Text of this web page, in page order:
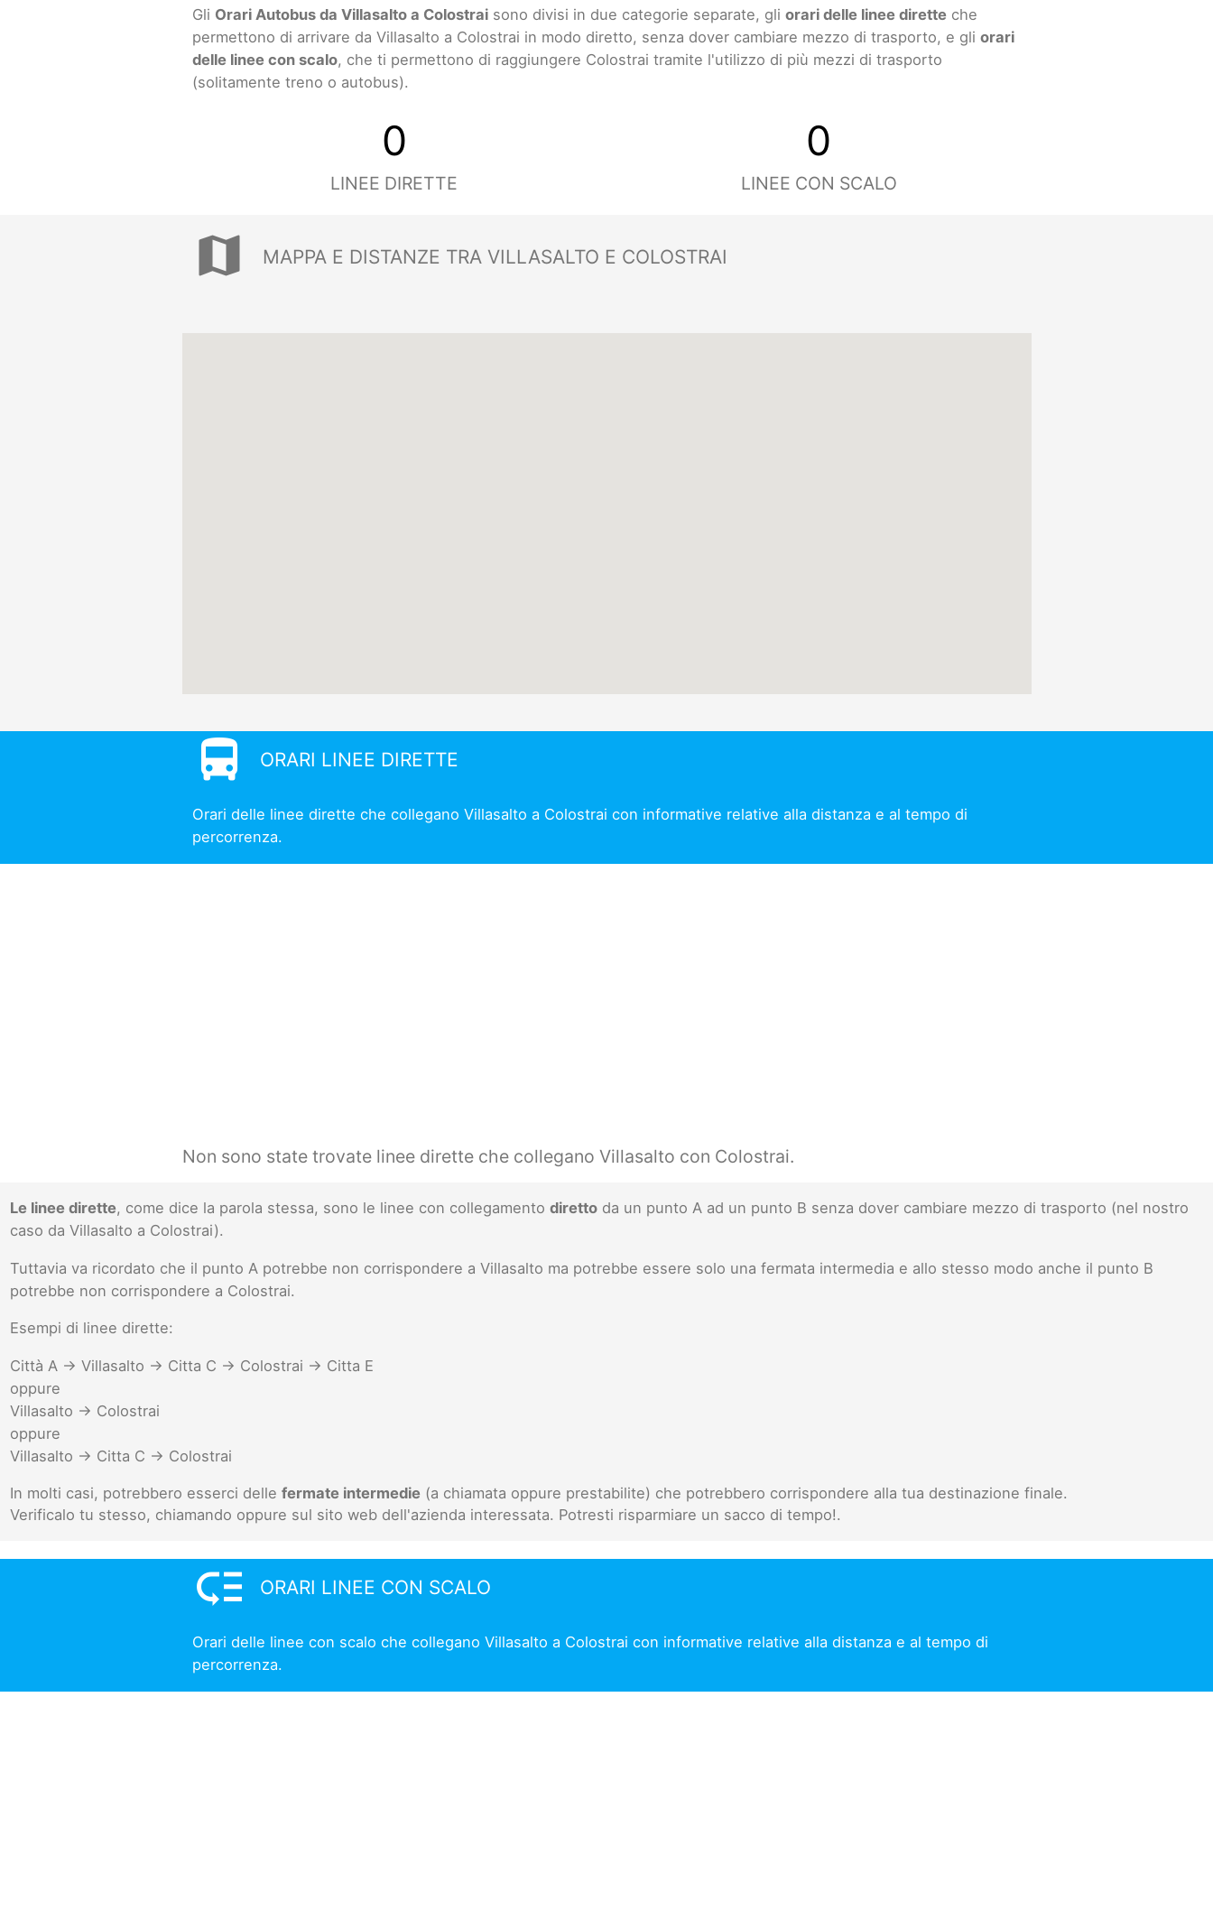
Gli Orari Autobus da Villasalto a Colostraisono divisi in due categorie separate, gli orari delle linee diretteche
permettono di arrivare da Villasalto a Colostrai in modo diretto, senza dover cambiare mezzo di trasporto, e gli orari
delle linee con scalo, che ti permettono di raggiungere Colostrai tramite l'utilizzo di più mezzi di trasporto
(solitamente treno o autobus).
0
LINEE DIRETTE
0
LINEE CON SCALO
map MAPPA E DISTANZE TRA VILLASALTO E COLOSTRAI
directions_bus ORARI LINEE DIRETTE
Orari delle linee dirette che collegano Villasalto a Colostrai con informative relative alla distanza e al tempo di
percorrenza.
Non sono state trovate linee dirette che collegano Villasalto con Colostrai.
Le linee dirette, come dice la parola stessa, sono le linee con collegamentodiretto da un punto A ad un punto B senza dover cambiare mezzo di trasporto (nel nostro
caso da Villasalto a Colostrai).
Tuttavia va ricordato che il punto A potrebbe non corrispondere a Villasalto ma potrebbe essere solo una fermata intermedia e allo stesso modo anche il punto B
potrebbe non corrispondere a Colostrai.
Esempi di linee dirette:
Città A -> Villasalto -> Citta C -> Colostrai -> Citta E
oppure
Villasalto -> Colostrai
oppure
Villasalto -> Citta C -> Colostrai
In molti casi, potrebbero esserci dellefermate intermedie (a chiamata oppure prestabilite) che potrebbero corrispondere alla tua destinazione finale.
Verificalo tu stesso, chiamando oppure sul sito web dell'azienda interessata. Potresti risparmiare un sacco di tempo!.
low_priority ORARI LINEE CON SCALO
Orari delle linee con scalo che collegano Villasalto a Colostrai con informative relative alla distanza e al tempo di
percorrenza.